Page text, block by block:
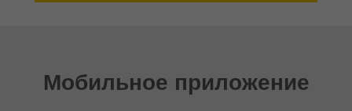
Мобильное приложение